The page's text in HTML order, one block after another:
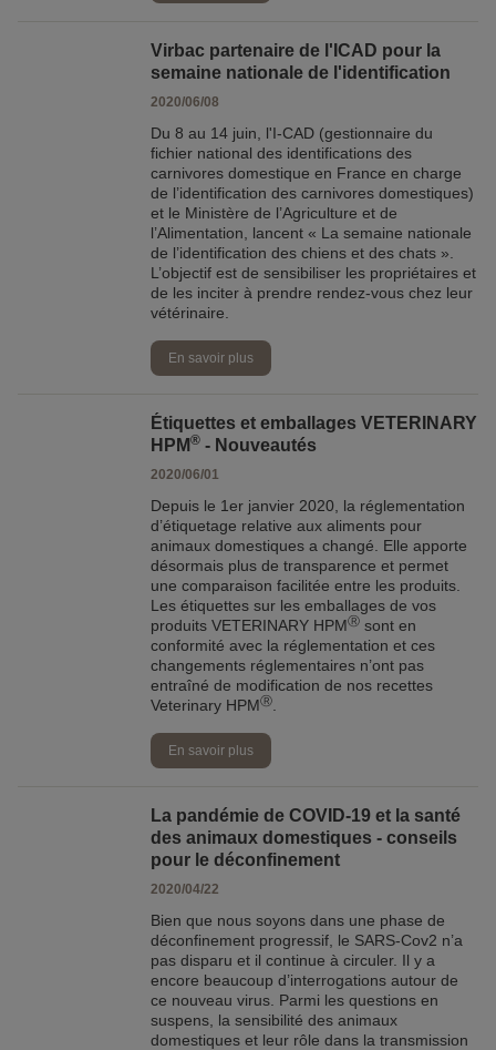
Virbac partenaire de l'ICAD pour la
semaine nationale de l'identification
2020/06/08
Du 8 au 14 juin, l'I-CAD (gestionnaire du
fichier national des identifications des
carnivores domestique en France en charge
de l’identification des carnivores domestiques)
et le Ministère de l’Agriculture et de
l’Alimentation, lancent « La semaine nationale
de l’identification des chiens et des chats ».
L’objectif est de sensibiliser les propriétaires et
de les inciter à prendre rendez-vous chez leur
vétérinaire.
En savoir plus
Étiquettes et emballages VETERINARY
HPM ® - Nouveautés
2020/06/01
Depuis le 1er janvier 2020, la réglementation
d’étiquetage relative aux aliments pour
animaux domestiques a changé. Elle apporte
désormais plus de transparence et permet
une comparaison facilitée entre les produits.
Les étiquettes sur les emballages de vos
produits VETERINARY HPMⓇ sont en
conformité avec la réglementation et ces
changements réglementaires n’ont pas
entraîné de modification de nos recettes
Veterinary HPMⓇ
En savoir plus
La pandémie de COVID-19 et la santé
des animaux domestiques - conseils
pour le déconfinement
2020/04/22
Bien que nous soyons dans une phase de
déconfinement progressif, le SARS-Cov2 n’a
pas disparu et il continue à circuler. Il y a
encore beaucoup d’interrogations autour de
ce nouveau virus. Parmi les questions en
suspens, la sensibilité des animaux
domestiques et leur rôle dans la transmission